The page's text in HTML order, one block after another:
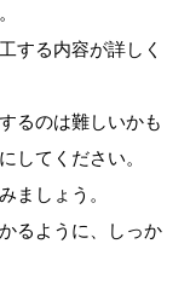
する内容が詳しく
るのは難しいかも
してください。
ましょう。
るように、しっか